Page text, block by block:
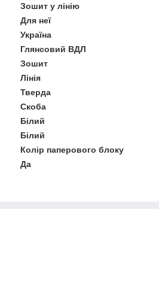
Зошит у лінію
Для неї
Україна
Глянсовий ВДЛ
Зошит
Лінія
Тверда
Скоба
Білий
Білий
Колір паперового блоку
Да